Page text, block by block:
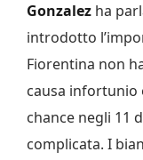
Gonzalez ha
introdotto
Fiorentina non
causa infortunio
chance negli 11
complicata. I